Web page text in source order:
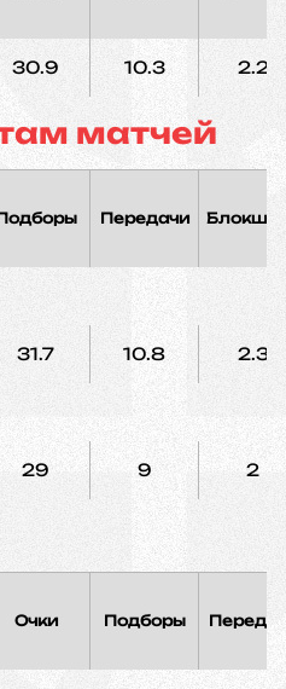
30.9 10.3 2.2
матчей
Передачи
31.7 10.8 2.3
29 9 2
Очки Подборы